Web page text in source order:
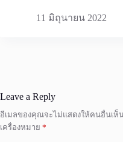
11 มิถุนายน 2022
Leave a Reply
อีเมลของคุณจะไม่แสดงให้คนอื่นเห็
เครื่องหมาย *